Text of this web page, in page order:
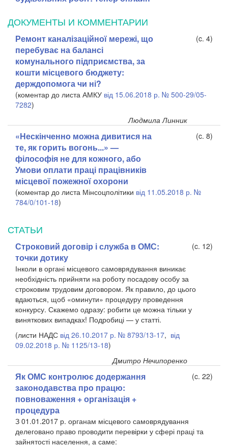
ДОКУМЕНТЫ И КОММЕНТАРИИ
Ремонт каналізаційної мережі, що
перебуває на балансі
комунального підприємства, за
кошти місцевого бюджету:
держдопомога чи ні?
(c. 4)
(коментар до листа АМКУ від 15.06.2018 р. № 500-29/05-
7282)
Людмила Линник
«Нескінченно можна дивитися на
те, як горить вогонь...» —
філософія не для кожного, або
Умови оплати праці працівників
місцевої пожежної охорони
(c. 8)
(коментар до листа Мінсоцполітики від 11.05.2018 р. №
784/0/101-18)
СТАТЬИ
Строковий договір і служба в ОМС:
точки дотику
(c. 12)
Інколи в органі місцевого самоврядування виникає
необхідність прийняти на роботу посадову особу за
строковим трудовим договором. Як правило, до цього
вдаються, щоб «оминути» процедуру проведення
конкурсу. Скажемо одразу: робити це можна тільки у
виняткових випадках! Подробиці — у статті.
(листи НАДС від 26.10.2017 р. № 8793/13-17, від
09.02.2018 р. № 1125/13-18)
Дмитро Нечипоренко
Як ОМС контролює додержання
законодавства про працю:
повноваження + організація +
процедура
(c. 22)
З 01.01.2017 р. органам місцевого самоврядування
делеговано право проводити перевірки у сфері праці та
зайнятості населення, а саме: